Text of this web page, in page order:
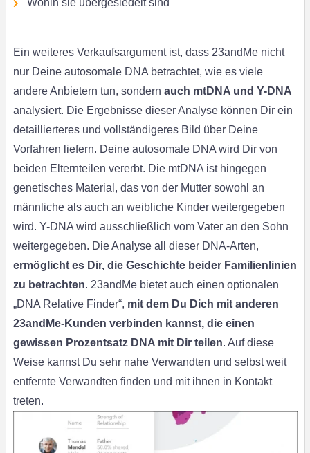
Wohin sie übergesiedelt sind
Ein weiteres Verkaufsargument ist, dass 23andMe nicht
nur Deine autosomale DNA betrachtet, wie es viele
andere Anbietern tun, sondern auch mtDNA und Y-DNA
analysiert. Die Ergebnisse dieser Analyse können Dir ein
detaillierteres und vollständigeres Bild über Deine
Vorfahren liefern. Deine autosomale DNA wird Dir von
beiden Elternteilen vererbt. Die mtDNA ist hingegen
genetisches Material, das von der Mutter sowohl an
männliche als auch an weibliche Kinder weitergegeben
wird. Y-DNA wird ausschließlich vom Vater an den Sohn
weitergegeben. Die Analyse all dieser DNA-Arten,
ermöglicht es Dir, die Geschichte beider Familienlinien
zu betrachten. 23andMe bietet auch einen optionalen
„DNA Relative Finder“, mit dem Du Dich mit anderen
23andMe-Kunden verbinden kannst, die einen
gewissen Prozentsatz DNA mit Dir teilen. Auf diese
Weise kannst Du sehr nahe Verwandten und selbst weit
entfernte Verwandten finden und mit ihnen in Kontakt
treten.